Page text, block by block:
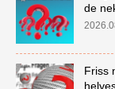
de
Friss